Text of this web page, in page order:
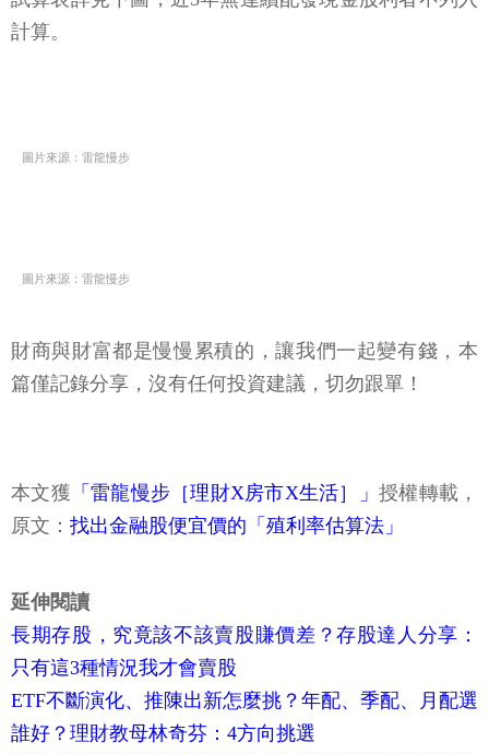
計算。
圖片來源：雷龍慢步
圖片來源：雷龍慢步
財商與財富都是慢慢累積的，讓我們一起變有錢，本
篇僅記錄分享，沒有任何投資建議，切勿跟單！
本文獲 「雷龍慢步［理財X房市X生活］」 授權轉載，
原文： 找出金融股便宜價的「殖利率估算法」
延伸閱讀
長期存股，究竟該不該賣股賺價差？存股達人分享：
只有這3種情況我才會賣股
ETF不斷演化、推陳出新怎麼挑？年配、季配、月配選
誰好？理財教母林奇芬：4方向挑選